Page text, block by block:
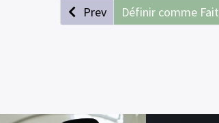
Prev Définir comme Fait